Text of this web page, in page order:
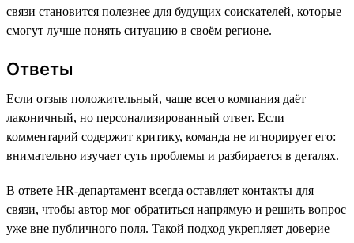
связи становится полезнее для будущих соискателей, которые
смогут лучше понять ситуацию в своём регионе.
Ответы
Если отзыв положительный, чаще всего компания даёт
лаконичный, но персонализированный ответ. Если
комментарий содержит критику, команда не игнорирует его:
внимательно изучает суть проблемы и разбирается в деталях.
В ответе HR-департамент всегда оставляет контакты для
связи, чтобы автор мог обратиться напрямую и решить вопрос
уже вне публичного поля. Такой подход укрепляет доверие